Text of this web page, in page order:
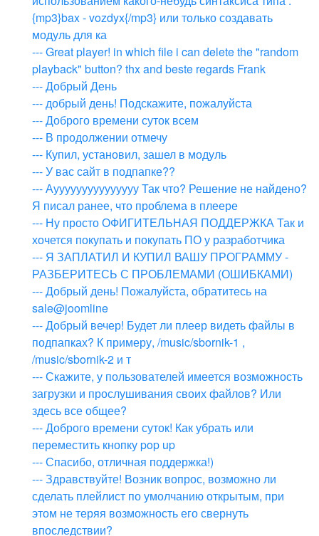
{mp3}bax - vozdyx{/mp3} или только создавать
модуль для ка
--- Great player! in which file i can delete the "random
playback" button? thx and beste regards Frank
--- Добрый День
--- добрый день! Подскажите, пожалуйста
--- Доброго времени суток всем
--- В продолжении отмечу
--- Купил, установил, зашел в модуль
--- У вас сайт в подпапке??
--- Аууууууууууууууу Так что? Решение не найдено?
Я писал ранее, что проблема в плеере
--- Ну просто ОФИГИТЕЛЬНАЯ ПОДДЕРЖКА Так и
хочется покупать и покупать ПО у разработчика
--- Я ЗАПЛАТИЛ И КУПИЛ ВАШУ ПРОГРАММУ -
РАЗБЕРИТЕСЬ С ПРОБЛЕМАМИ (ОШИБКАМИ)
--- Добрый день! Пожалуйста, обратитесь на
sale@joomline
--- Добрый вечер! Будет ли плеер видеть файлы в
подпапках? К примеру, /music/sbornik-1 ,
/music/sbornik-2 и т
--- Скажите, у пользователей имеется возможность
загрузки и прослушивания своих файлов? Или
здесь все общее?
--- Доброго времени суток! Как убрать или
переместить кнопку pop up
--- Спасибо, отличная поддержка!)
--- Здравствуйте! Возник вопрос, возможно ли
сделать плейлист по умолчанию открытым, при
этом не теряя возможность его свернуть
впоследствии?